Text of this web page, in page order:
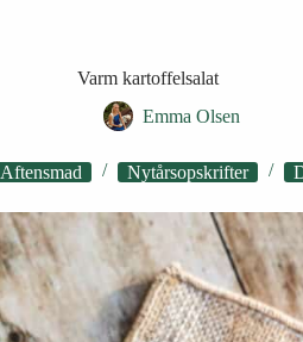
Varm kartoffelsalat
Emma Olsen
Aftensmad Nytårsopskrifter